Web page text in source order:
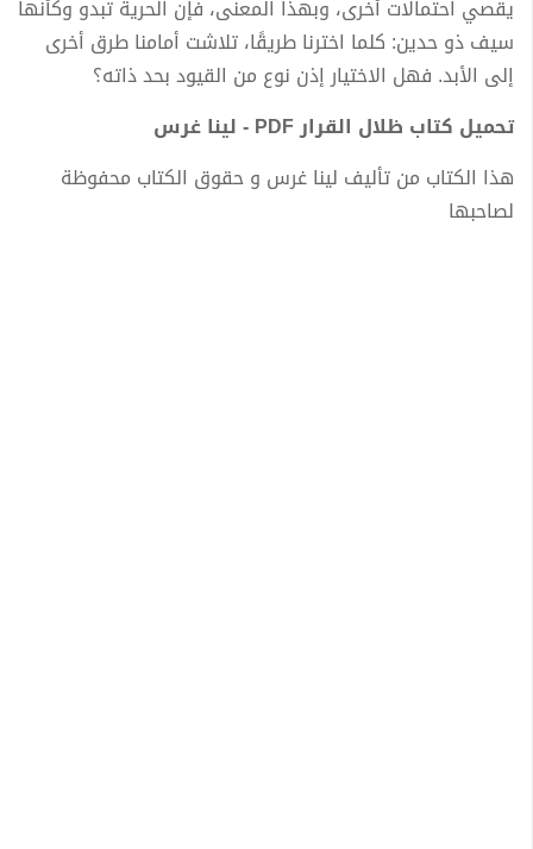
يقصي احتمالات أخرى، وبهذا المعنى، فإن الحرية تبدو وكأنها
سيف ذو حدين: كلما اخترنا طريقًا، تلاشت أمامنا طرق أخرى
إلى الأبد. فهل الاختيار إذن نوع من القيود بحد ذاته؟
تحميل كتاب ظلال القرار PDF - لينا غرس
هذا الكتاب من تأليف لينا غرس و حقوق الكتاب محفوظة
لصاحبها